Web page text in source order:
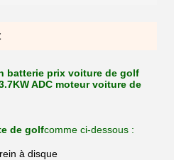
batterie prix voiture de golf
ADC moteur voiture de
de golfcomme ci-dessous :
à disque